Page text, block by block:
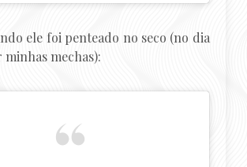
ele foi penteado no seco (no dia
mechas):